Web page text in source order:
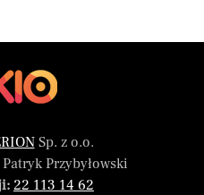
Sp. z o.o.
Przybyłowski
22 113 14 62